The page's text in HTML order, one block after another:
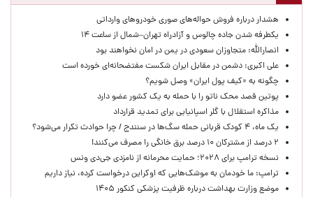
هشدار درباره فروش حواله‌های صوری خودروهای وارداتی
یکطرفه شدن جاده چالوس و آزادراه تهران–شمال از ساعت ۱۴
انصارالله: متجاوزان سعودی در یمن در امان نخواهند بود
علی اکبری: دشمن در مقابل ایران شکست مفتضحانه‌ای خورده است
چگونه به «کیف پول ایران» وصل شویم؟
پوتین قصد محک ناتو را با حمله به یک کشور عضو دارد
مذاکره استقلال با گلر اسپانیایی برای تمدید قرارداد
یک ماه، ۴ کودک قربانی حمله سگ‌ها در سنندج / چرا حوادث تکرار می‌شود؟
۲ درصد از مشترکان ۱۰ درصد برق خانگی را مصرف می‌کنند!
نسخه ترامپ برای ۲۰۲۸؛ حمایت محرمانه از نامزدی جی‌دی ونس
ترامپ: ما خودمان به موشک‌هایی که اوکراین درخواست کرده، نیاز داریم
موضع وزارت بهداشت درباره ظرفیت پزشکی کنکور ۱۴۰۵